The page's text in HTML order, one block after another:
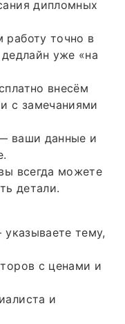
дипломных
точно в
уже «на
внесём
с замечаниями
ваши данные и
всегда можете
детали.
тему,
с ценами и
и